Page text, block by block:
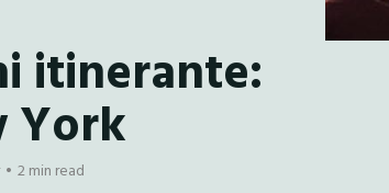
itinerante:
York
2 min read